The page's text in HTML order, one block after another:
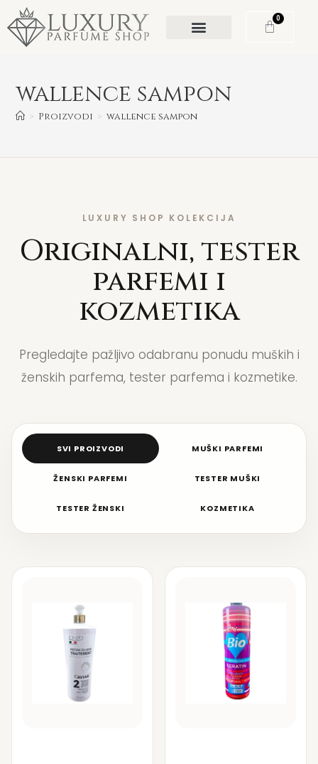
0
wallence sampon
> Proizvodi > wallence sampon
LUXURY SHOP KOLEKCIJA
Originalni, tester
parfemi i
kozmetika
Pregledajte pažljivo odabranu ponudu muških i
ženskih parfema, tester parfema i kozmetike.
SVI PROIZVODI MUŠKI PARFEMI
ŽENSKI PARFEMI TESTER MUŠKI
TESTER ŽENSKI KOZMETIKA